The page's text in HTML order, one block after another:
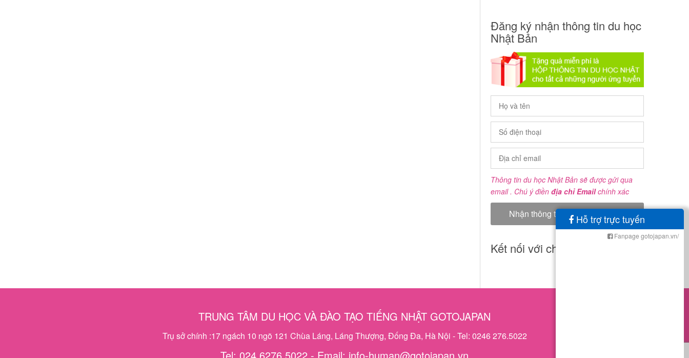
Đăng ký nhận thông tin du học
Nhật Bản
Thông tin du học Nhật Bản sẽ được gửi qua
email . Chú ý điền địa chỉ Emailchính xác
Kết nối với chúng tôi
TRUNG TÂM DU HỌC VÀ ĐÀO TẠO TIẾNG NHẬT GOTOJAPAN
Trụ sở chính :17 ngách 10 ngõ 121 Chùa Láng, Láng Thượng, Đống Đa, Hà Nội - Tel: 0246 276.5022
Hỗ trợ trực tuyến
Fanpage gotojapan.vn/